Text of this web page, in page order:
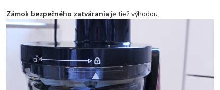
Zámok bezpečného zatváraniaje tiež výhodou.